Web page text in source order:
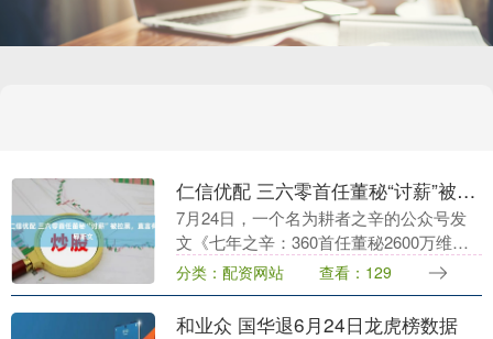
仁信优配 三六零首任董秘“讨薪”被拉黑，直言有辱斯文
7月24日，一个名为耕者之辛的公众号发
文《七年之辛：360首任董秘2600万维权
实录一》向360实控人周鸿祎讨要价值
2000多万元的股权激励款。 据文章介绍，
发....
分类：配资网站 查看：129
和业众 国华退6月24日龙虎榜数据